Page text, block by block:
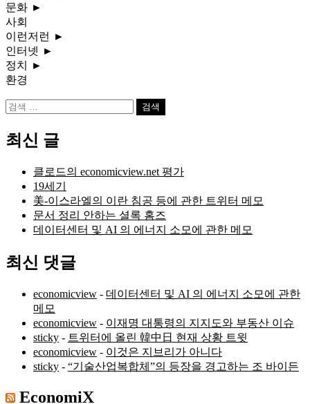
문화 ►
사회
이런저런 ►
인터넷 ►
정치
►
환경
검
최신 글
클로드의 economicview.net 평가
19세기
美-이스라엘의 이란 침공 등에 관한 트위터 메모
문서 정리 안하는 셜록 홈즈
데이터센터 및 AI 의 에너지 소모에 관한 메모
최신 댓글
economicview - 데이터센터 및 AI 의 에너지 소모에 관한
메모
economicview - 이재명 대통령의 지지도와 부동산 이슈
sticky - 트위터에 올린 韓中日 현재 상황 트윗
economicview - 이것은 지브리가 아니다
sticky - “기술산업복합체”의 등장을 경고하는 조 바이든
EconomiX